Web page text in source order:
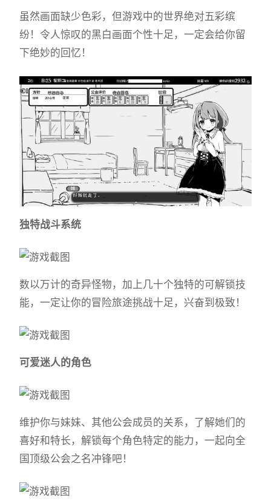
虽然画面缺少色彩，但游戏中的世界绝对五彩缤
纷！令人惊叹的黑白画面个性十足，一定会给你留
下绝妙的回忆！
独特战斗系统
数以万计的奇异怪物，加上几十个独特的可解锁技
能，一定让你的冒险旅途挑战十足，兴奋到极致！
可爱迷人的角色
维护你与妹妹、其他公会成员的关系，了解她们的
喜好和特长，解锁每个角色特定的能力，一起向全
国顶级公会之名冲锋吧！